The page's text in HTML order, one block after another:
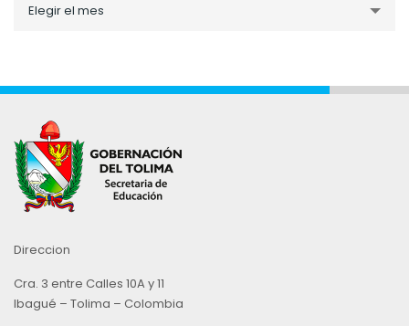
porElegir el mes
Direccion
Cra. 3 entre Calles 10A y 11
Ibagué – Tolima – Colombia